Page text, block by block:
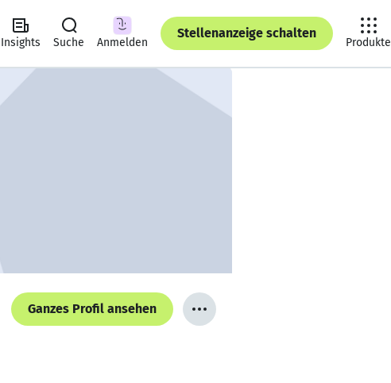
Insights Suche Anmelden
Stellenanzeige schalten
Produkte
Ganzes Profil ansehen